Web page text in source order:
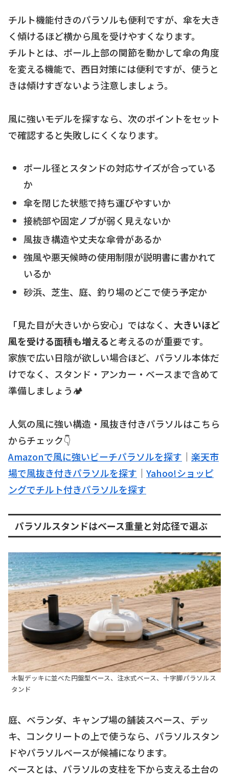
チルト機能付きのパラソルも便利ですが、傘を大き
く傾けるほど横から風を受けやすくなります。
チルトとは、ポール上部の関節を動かして傘の角度
を変える機能で、西日対策には便利ですが、使うと
きは傾けすぎないよう注意しましょう。
風に強いモデルを探すなら、次のポイントをセット
で確認すると失敗しにくくなります。
ポール径とスタンドの対応サイズが合っている
か
傘を閉じた状態で持ち運びやすいか
接続部や固定ノブが弱く見えないか
風抜き構造や丈夫な傘骨があるか
強風や悪天候時の使用制限が説明書に書かれて
いるか
砂浜、芝生、庭、釣り場のどこで使う予定か
「見た目が大きいから安心」ではなく、 大きいほど
風を受ける面積も増えると考えるのが重要です。
家族で広い日陰が欲しい場合ほど、パラソル本体だ
けでなく、スタンド・アンカー・ベースまで含めて
準備しましょう🏕️
人気の風に強い構造・風抜き付きパラソルはこちら
からチェック👇
Amazonで風に強いビーチパラソルを探す ｜ 楽天市
場で風抜き付きパラソルを探す ｜ Yahoo!ショッピ
ングでチルト付きパラソルを探す
パラソルスタンドはベース重量と対応径で選ぶ
木製デッキに並べた円盤型ベース、注水式ベース、十字脚パラソルス
タンド
庭、ベランダ、キャンプ場の舗装スペース、デッ
キ、コンクリートの上で使うなら、パラソルスタン
ドやパラソルベースが候補になります。
ベースとは、パラソルの支柱を下から支える土台の